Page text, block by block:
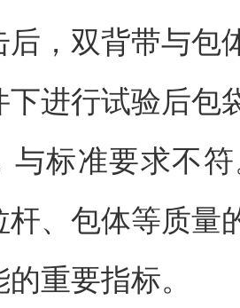
后，双背带与包
下进行试验后包
与标准要求不
杆、包体等质量
重要指标。